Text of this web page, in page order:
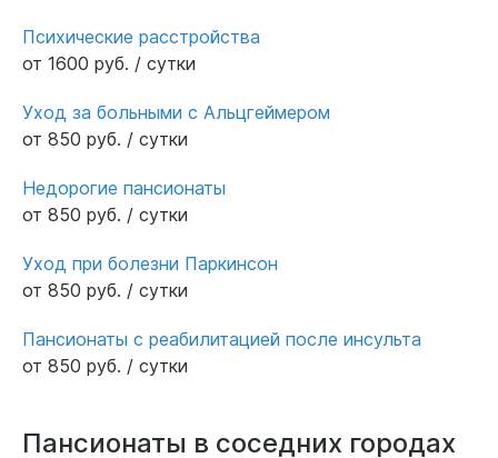
Психические расстройства
от 1600 руб. / сутки
Уход за больными с Альцгеймером
от 850 руб. / сутки
Недорогие пансионаты
от 850 руб. / сутки
Уход при болезни Паркинсон
от 850 руб. / сутки
Пансионаты с реабилитацией после инсульта
от 850 руб. / сутки
Пансионаты в соседних городах